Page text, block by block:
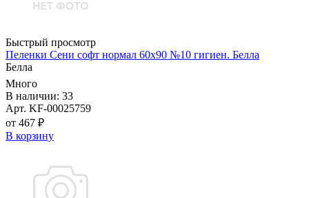
Быстрый просмотр
Пеленки Сени софт нормал 60х90 №10 гигиен. Белла
Белла
Много
В наличии: 33
Арт. KF-00025759
от 467 ₽
В корзину